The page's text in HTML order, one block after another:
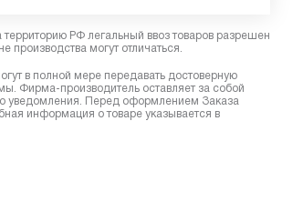
РФ легальный ввоз товаров разрешен
производства могут отличаться.
в полной мере передавать достоверную
Фирма-производитель оставляет за собой
уведомления. Перед оформлением Заказа
информация о товаре указывается в